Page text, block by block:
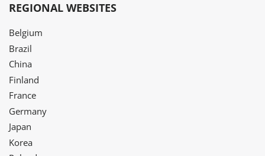
REGIONAL WEBSITES
Belgium
Brazil
China
Finland
France
Germany
Japan
Korea